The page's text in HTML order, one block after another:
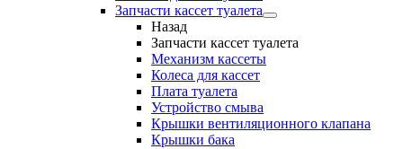
Запчасти кассет туалета
Назад
Запчасти кассет туалета
Механизм кассеты
Колеса для кассет
Плата туалета
Устройство смыва
Крышки вентиляционного клапана
Крышки бака